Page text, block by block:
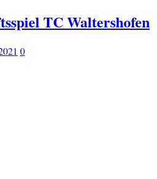
TC Waltershofen
0